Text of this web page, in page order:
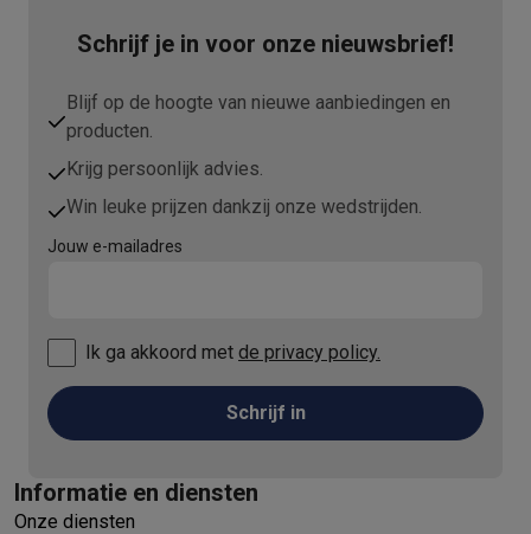
Schrijf je in voor onze nieuwsbrief!
Blijf op de hoogte van nieuwe aanbiedingen en
producten.
Krijg persoonlijk advies.
Win leuke prijzen dankzij onze wedstrijden.
Jouw e-mailadres
Ik ga akkoord met de privacy policy.
Schrijf in
Informatie en diensten
Onze diensten